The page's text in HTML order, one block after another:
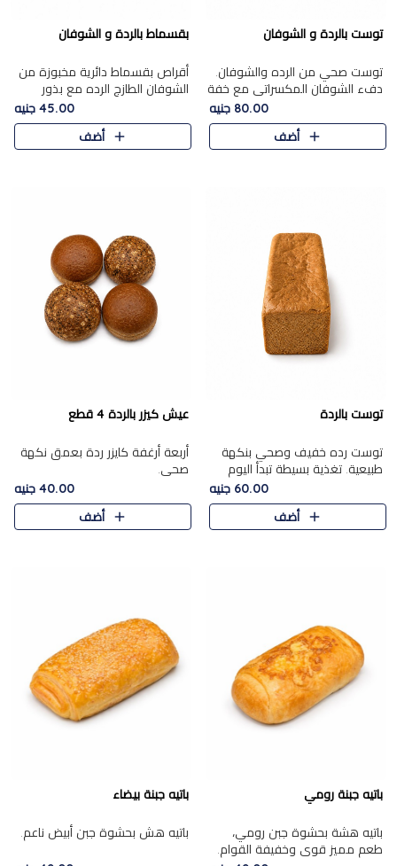
توست بالردة و الشوفان
توست صحي من الرده والشوفان.
دفء الشوفان المكسراتي مع خفة
80.00 جنيه
أضف
بقسماط بالردة و الشوفان
أقراص بقسماط دائرية مخبوزة من
الشوفان الطازج الرده مع بذور
مختارة. قرمشة الحبوب والبذور،
بداية صحية لكل صباح.
45.00 جنيه
أضف
توست بالردة
توست رده خفيف وصحي بنكهة
طبيعية. تغذية بسيطة تبدأ اليوم
60.00 جنيه
أضف
عيش كيزر بالردة 4 قطع
أربعة أرغفة كايزر ردة بعمق نكهة
صحي.
40.00 جنيه
أضف
باتيه جبنة رومي
باتيه هشة بحشوة جبن رومي،
طعم مميز قوي وخفيفة القوام.
باتيه جبنة بيضاء
باتيه هش بحشوة جبن أبيض ناعم.